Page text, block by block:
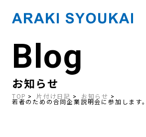
contentBlog
お知らせ
TOP 片付け日記 お知らせ
若者のための合同企業説明会に参加します。